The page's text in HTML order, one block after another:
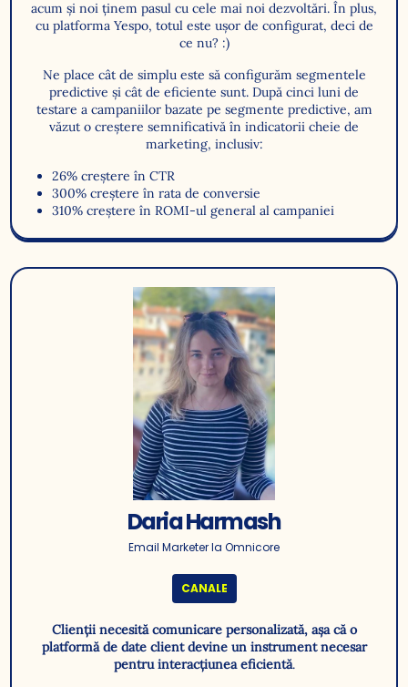
acum și noi ținem pasul cu cele mai noi dezvoltări. În plus,
cu platforma Yespo, totul este ușor de configurat, deci de
ce nu? :)
Ne place cât de simplu este să configurăm segmentele
predictive și cât de eficiente sunt. După cinci luni de
testare a campaniilor bazate pe segmente predictive, am
văzut o creștere semnificativă în indicatorii cheie de
marketing, inclusiv:
26% creștere în CTR
300% creștere în rata de conversie
310% creștere în ROMI-ul general al campaniei
Daria Harmash
Email Marketer la Omnicore
CANALE
Clienții necesită comunicare personalizată, așa că o
platformă de date client devine un instrument necesar
pentru interacțiunea eficientă.